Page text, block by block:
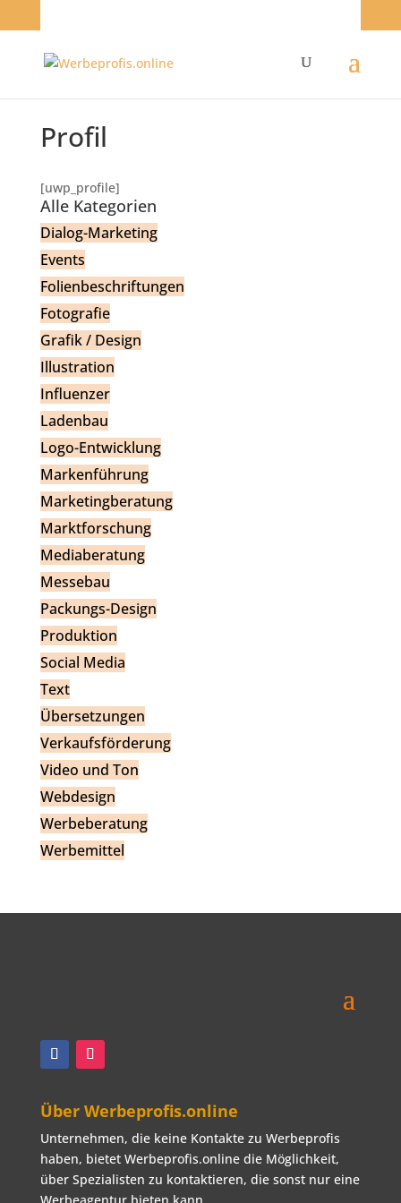
Profil
[uwp_profile]
Alle Kategorien
Dialog-Marketing
Events
Folienbeschriftungen
Fotografie
Grafik / Design
Illustration
Influenzer
Ladenbau
Logo-Entwicklung
Markenführung
Marketingberatung
Marktforschung
Mediaberatung
Messebau
Packungs-Design
Produktion
Social Media
Text
Übersetzungen
Verkaufsförderung
Video und Ton
Webdesign
Werbeberatung
Werbemittel
Über Werbeprofis.online
Unternehmen, die keine Kontakte zu Werbeprofis
haben, bietet Werbeprofis.online die Möglichkeit,
über Spezialisten zu kontaktieren, die sonst nur eine